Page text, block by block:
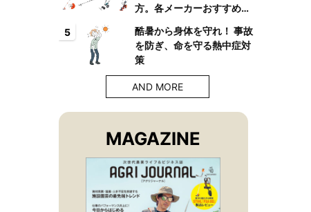
方。各メーカーおすすめ機
5
酷暑から身体を守れ！ 事故
を防ぎ、命を守る熱中症対
策
AND MORE
MAGAZINE